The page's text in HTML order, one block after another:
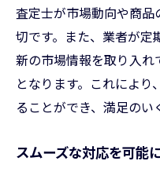
地域資源を活
出張買取の効
取引をスムー
大阪市福島区で出
デメリット
地域密着のサ
査定士が市場動向や商
切です。また、業者が定
新の市場情報を取り入
となります。これによ
ることができ、満足のい
スムーズな対応を可能